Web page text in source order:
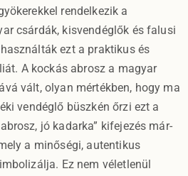
rendelkezik a
csárdák, kisvendéglők és falusi
ezt a praktikus és
A kockás abrosz a magyar
vált, olyan mértékben, hogy ma
vendéglő büszkén őrzi ezt a
jó kadarka” kifejezés már-
a minőségi, autentikus
Ez nem véletlenül